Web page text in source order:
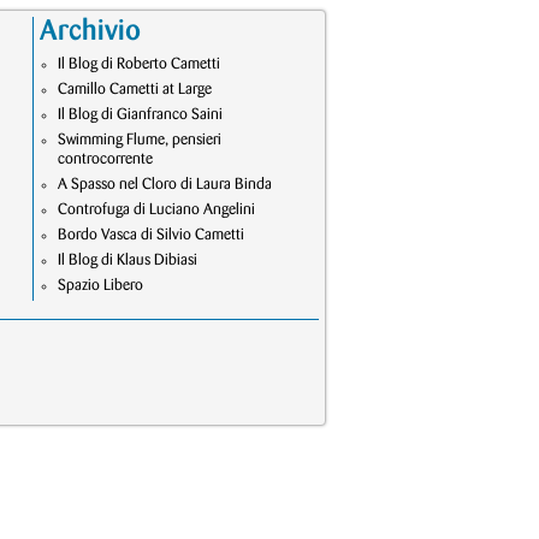
Archivio
Il Blog di Roberto Cametti
Camillo Cametti at Large
Il Blog di Gianfranco Saini
Swimming Flume, pensieri
controcorrente
A Spasso nel Cloro di Laura Binda
Controfuga di Luciano Angelini
Bordo Vasca di Silvio Cametti
Il Blog di Klaus Dibiasi
Spazio Libero